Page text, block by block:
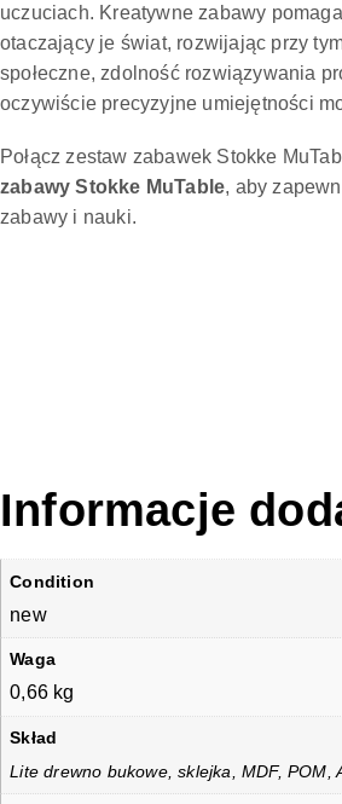
uczuciach. Kreatywne zabawy
otaczający je świat, rozwijając przy
społeczne, zdolność rozwiązywania
oczywiście precyzyjne umiejętności
Połącz zestaw zabawek Stokke
zabawy Stokke MuTable, aby
zabawy i nauki.
Informacje
Condition
new
Waga
0,66 kg
Skład
Lite drewno bukowe, sklejka, MDF, POM,